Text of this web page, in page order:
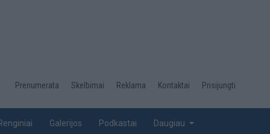
Desktop
top
Prenumerata Skelbimai Reklama Kontaktai Prisijungti
Galerijos Podkastai Daugiau